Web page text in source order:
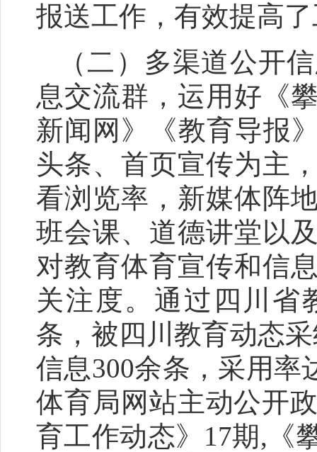
报送工作，有效提高
（二）多渠道公开
息交流群，运用好《
新闻网》《教育导报
头条、首页宣传为主
看浏览率，新媒体阵
班会课、道德讲堂以
对教育体育宣传和信
关注度。通过四川省
条，被四川教育动态
信息300余条，采用率
体育局网站主动公开
育工作动态》17期,《